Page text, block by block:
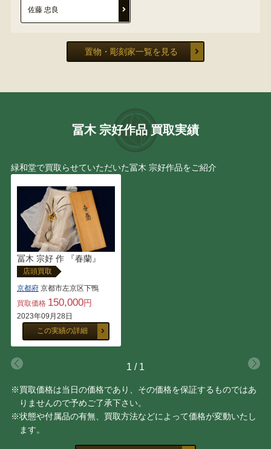
佐藤 忠良
置物・彫刻家一覧を見る
冨木 宗好作品 買取実績
緑和堂で買取らせていただいた冨木 宗好作品をご紹介
冨木 宗好 作 『春蘭』
店頭買取
京都府京都市左京区下鴨
買取価格 150,000円
2023年09月28日
この実績の詳細
1 / 1
※買取価格は当日の価格であり、その価格を保証するものではあ
りませんので予めご了承下さい。
※状態や付属品の有無、買取方法などによって価格が変動いたし
ます。